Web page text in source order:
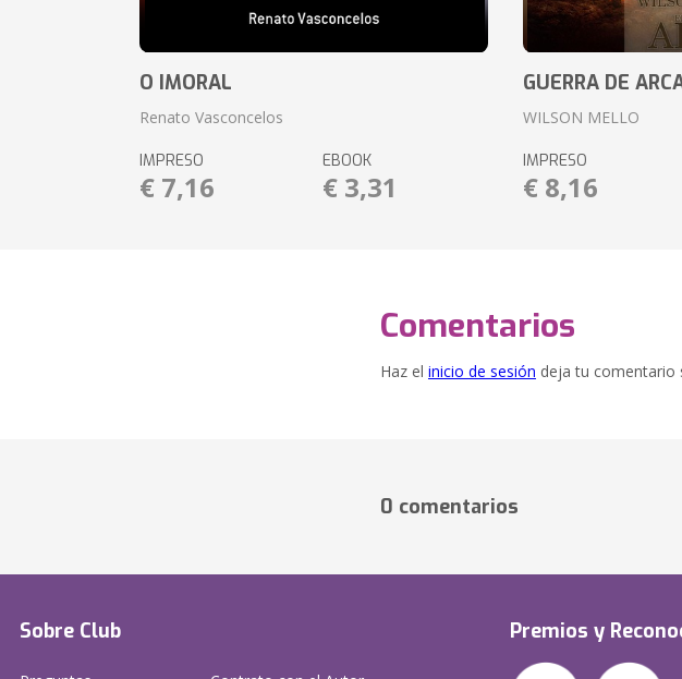
O IMORAL
Renato Vasconcelos
IMPRESO
€ 7,16
EBOOK
€ 3,31
GUERRA DE
WILSON MELLO
IMPRESO
€ 8,16
Comentarios
Haz el inicio de sesión deja tu comentario
0 comentarios
Sobre Club Premios y